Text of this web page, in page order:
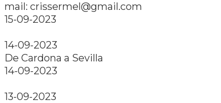
mail: crissermel@gmail.com
15-09-2023
14-09-2023
De Cardona a Sevilla
14-09-2023
13-09-2023